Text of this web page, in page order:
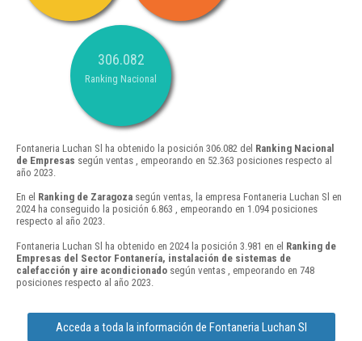
306.082
Ranking Nacional
Fontaneria Luchan Sl ha obtenido la posición 306.082 del Ranking Nacional
de Empresas según ventas , empeorando en 52.363 posiciones respecto al
año 2023.
En el Ranking de Zaragoza según ventas, la empresa Fontaneria Luchan Sl en
2024 ha conseguido la posición 6.863 , empeorando en 1.094 posiciones
respecto al año 2023.
Fontaneria Luchan Sl ha obtenido en 2024 la posición 3.981 en el Ranking de
Empresas del Sector Fontanería, instalación de sistemas de
calefacción y aire acondicionado según ventas , empeorando en 748
posiciones respecto al año 2023.
Acceda a toda la información de Fontaneria Luchan Sl